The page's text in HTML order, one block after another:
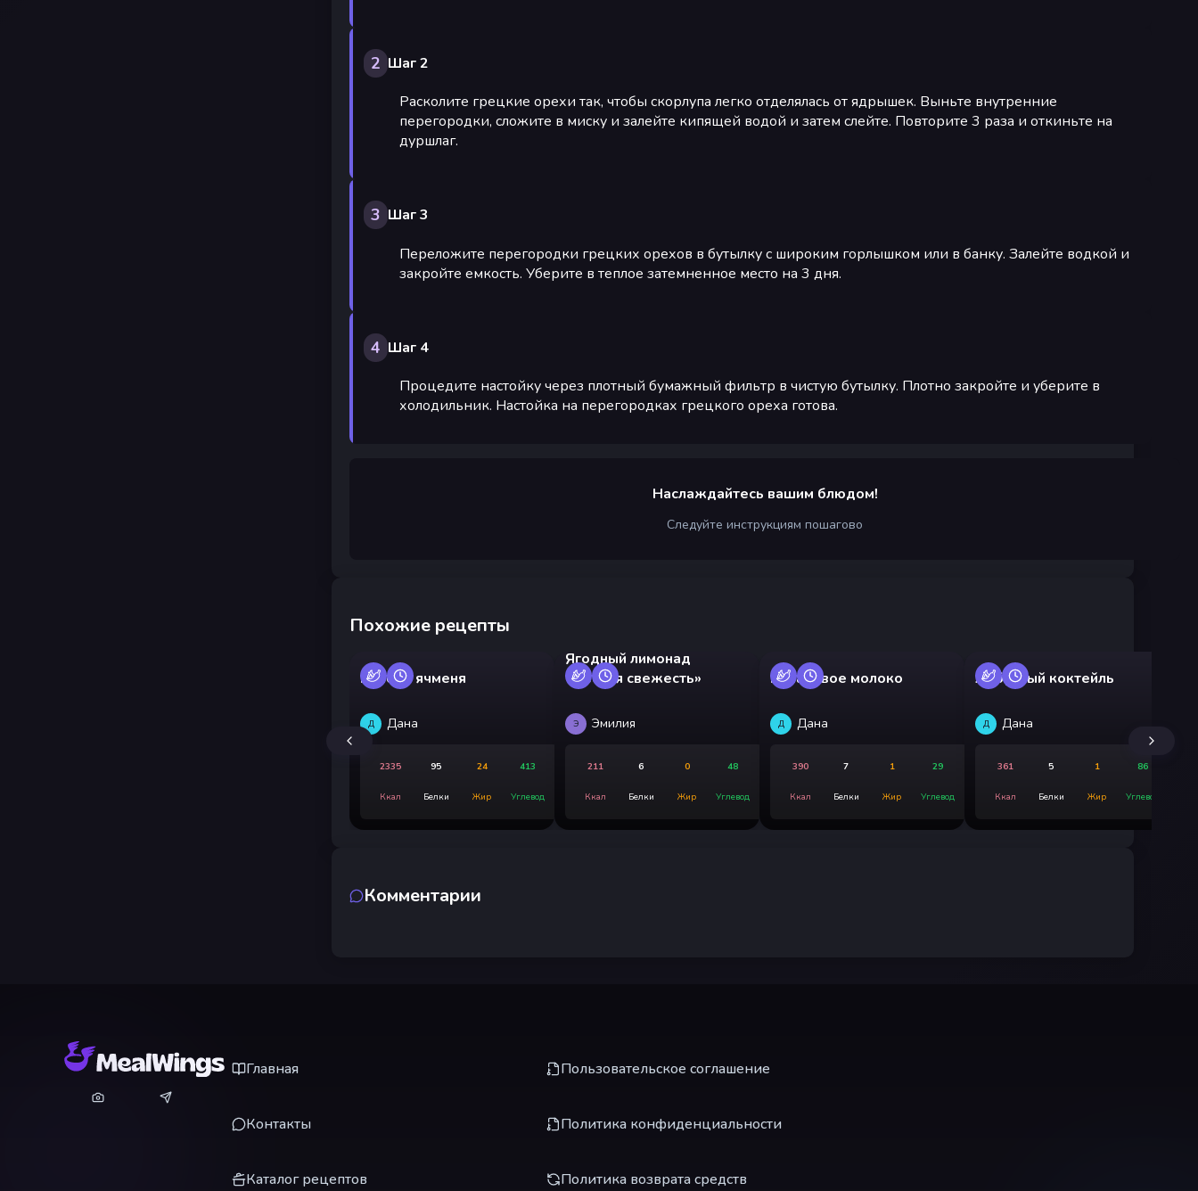
2 Шаг 2
Расколите грецкие орехи так, чтобы скорлупа легко отделялась от ядрышек. Выньте внутренние
перегородки, сложите в миску и залейте кипящей водой и затем слейте. Повторите 3 раза и откиньте на
дуршлаг.
3 Шаг 3
Переложите перегородки грецких орехов в бутылку с широким горлышком или в банку. Залейте водкой и
закройте емкость. Уберите в теплое затемненное место на 3 дня.
4 Шаг 4
Процедите настойку через плотный бумажный фильтр в чистую бутылку. Плотно закройте и уберите в
холодильник. Настойка на перегородках грецкого ореха готова.
Наслаждайтесь вашим блюдом!
Следуйте инструкциям пошагово
Похожие рецепты
Квас из ячменя
Д Дана
2335
Ккал
95
Белки
24
Жир
413
Углевод
Ягодный лимонад
«Лесная свежесть»
Э Эмилия
211
Ккал
6
Белки
0
Жир
48
Углевод
Банановое молоко
Д Дана
390
Ккал
7
Белки
1
Жир
29
Углевод
Арбузный коктейль
Д Дана
361
Ккал
5
Белки
1
Жир
86
Углевод
Комментарии
Главная
Контакты
Каталог рецептов
Пользовательское соглашение
Политика конфиденциальности
Политика возврата средств